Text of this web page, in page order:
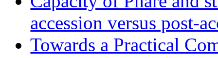
accession versus post-
Towards a Practical